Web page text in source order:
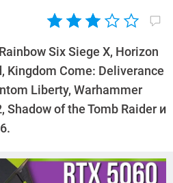
Six Siege X, Horizon
Kingdom Come: Deliverance
Liberty, Warhammer
Shadow of the Tomb Raider и